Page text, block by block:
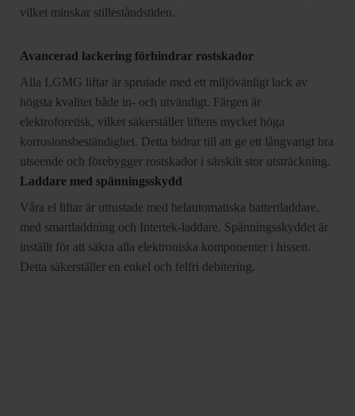
vilket minskar stilleståndstiden.
Avancerad lackering förhindrar rostskador
Alla LGMG liftar är sprutade med ett miljövänligt lack av
högsta kvalitet både in- och utvändigt. Färgen är
elektroforetisk, vilket säkerställer liftens mycket höga
korrosionsbeständighet. Detta bidrar till att ge ett långvarigt bra
utseende och förebygger rostskador i särskilt stor utsträckning.
Laddare med spänningsskydd
Våra el liftar är utrustade med helautomatiska batteriladdare,
med smartladdning och Intertek-laddare. Spänningsskyddet är
inställt för att säkra alla elektroniska komponenter i hissen.
Detta säkerställer en enkel och felfri debitering.